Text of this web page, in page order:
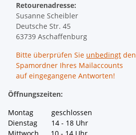
Retourenadresse:
Susanne Scheibler
Deutsche Str. 45
63739 Aschaffenburg
Bitte überprüfen Sie unbedingt den
Spamordner Ihres Mailaccounts
auf eingegangene Antworten!
Öffnungszeiten:
Montag geschlossen
Dienstag 14 - 18 Uhr